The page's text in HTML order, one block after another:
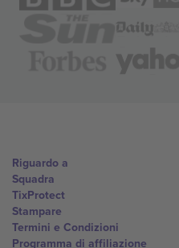
Riguardo a
Squadra
TixProtect
Stampare
Termini e Condizioni
Programma di affiliazione